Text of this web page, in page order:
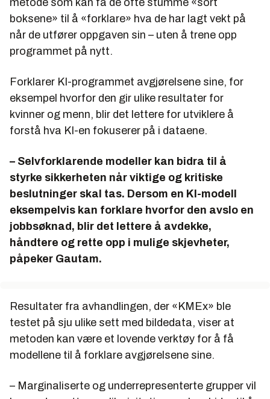
boksene» til å «forklare» hva de har lagt vekt på
når de utfører oppgaven sin – uten å trene opp
programmet på nytt.
Forklarer KI-programmet avgjørelsene sine, for
eksempel hvorfor den gir ulike resultater for
kvinner og menn, blir det lettere for utviklere å
forstå hva KI-en fokuserer på i dataene.
– Selvforklarende modeller kan bidra til å
styrke sikkerheten når viktige og kritiske
beslutninger skal tas. Dersom en KI-modell
eksempelvis kan forklare hvorfor den avslo en
jobbsøknad, blir det lettere å avdekke,
håndtere og rette opp i mulige skjevheter,
påpeker Gautam.
Resultater fra avhandlingen, der «KMEx» ble
testet på sju ulike sett med bildedata, viser at
metoden kan være et lovende verktøy for å få
modellene til å forklare avgjørelsene sine.
– Marginaliserte og underrepresenterte grupper vil